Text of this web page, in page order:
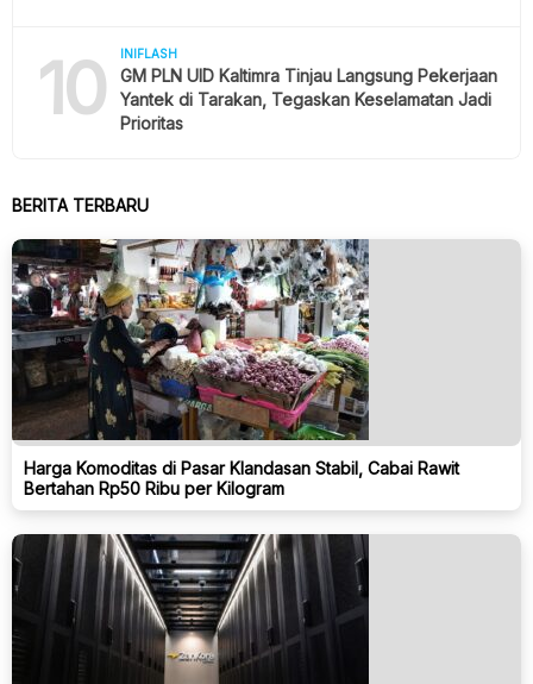
10 INIFLASH
GM PLN UID Kaltimra Tinjau Langsung Pekerjaan
Yantek di Tarakan, Tegaskan Keselamatan Jadi
Prioritas
BERITA TERBARU
Harga Komoditas di Pasar Klandasan Stabil, Cabai Rawit
Bertahan Rp50 Ribu per Kilogram